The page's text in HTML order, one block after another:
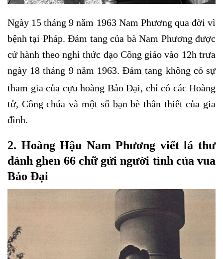
Ngày 15 tháng 9 năm 1963 Nam Phương qua đời vì
bệnh tại Pháp. Đám tang của bà Nam Phương được
cử hành theo nghi thức đạo Công giáo vào 12h trưa
ngày 18 tháng 9 năm 1963. Đám tang không có sự
tham gia của cựu hoàng Bảo Đại, chỉ có các Hoàng
tử, Công chúa và một số bạn bè thân thiết của gia
đình.
2. Hoàng Hậu Nam Phương viết lá thư
đánh ghen 66 chữ gửi người tình của vua
Bảo Đại